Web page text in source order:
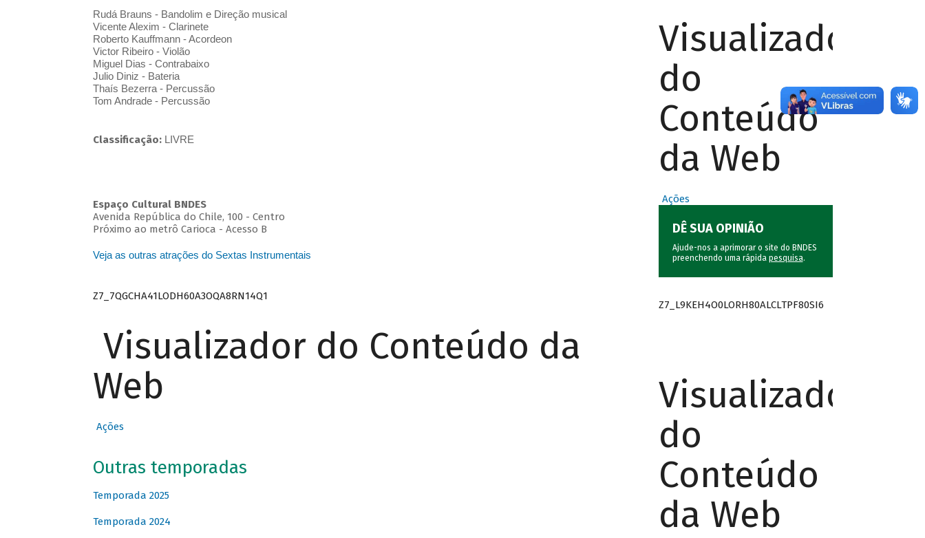
Rudá Brauns - Bandolim e Direção musical
Vicente Alexim - Clarinete
Roberto Kauffmann - Acordeon
Victor Ribeiro - Violão
Miguel Dias - Contrabaixo
Julio Diniz - Bateria
Thaís Bezerra - Percussão
Tom Andrade - Percussão
Classificação: LIVRE
Espaço Cultural BNDES
Avenida República do Chile, 100 - Centro
Próximo ao metrô Carioca - Acesso B
Veja as outras atrações do Sextas Instrumentais
Z7_7QGCHA41LODH60A3OQA8RN14Q1
Visualizador do Conteúdo da
Web
Ações
Outras temporadas
Temporada 2025
Temporada 2024
Visualizador
do
Conteúdo
da Web
Ações
DÊ SUA OPINIÃO
Ajude-nos a aprimorar o site do BNDES
preenchendo uma rápida pesquisa.
Z7_L9KEH4O0LORH80ALCLTPF80SI6
Visualizador
do
Conteúdo
da Web